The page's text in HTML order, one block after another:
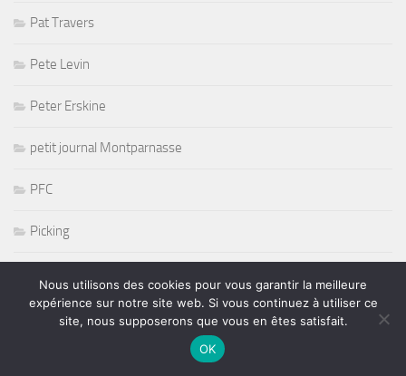
Pat Travers
Pete Levin
Peter Erskine
petit journal Montparnasse
PFC
Picking
Poesie Music
Nous utilisons des cookies pour vous garantir la meilleure
expérience sur notre site web. Si vous continuez à utiliser ce
site, nous supposerons que vous en êtes satisfait.
OK